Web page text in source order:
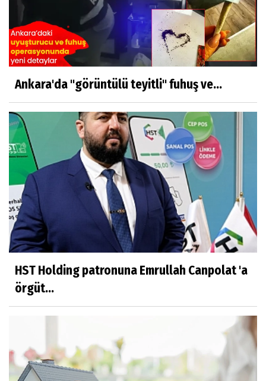
Ankara'da "görüntülü teyitli" fuhuş ve...
HST Holding patronuna Emrullah Canpolat 'a
örgüt...